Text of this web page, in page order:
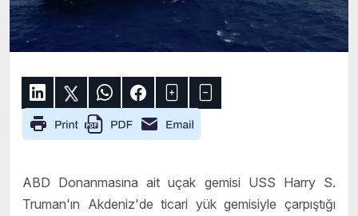
ABD Donanmasına ait uçak gemisi USS Harry S.
Truman'ın Akdeniz'de ticari yük gemisiyle çarpıştığı